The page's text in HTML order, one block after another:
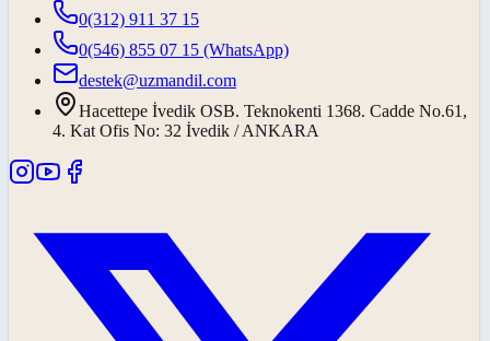
0(312) 911 37 15
0(546) 855 07 15 (WhatsApp)
destek@uzmandil.com
Hacettepe İvedik OSB. Teknokenti 1368. Cadde No.61,
4. Kat Ofis No: 32 İvedik / ANKARA